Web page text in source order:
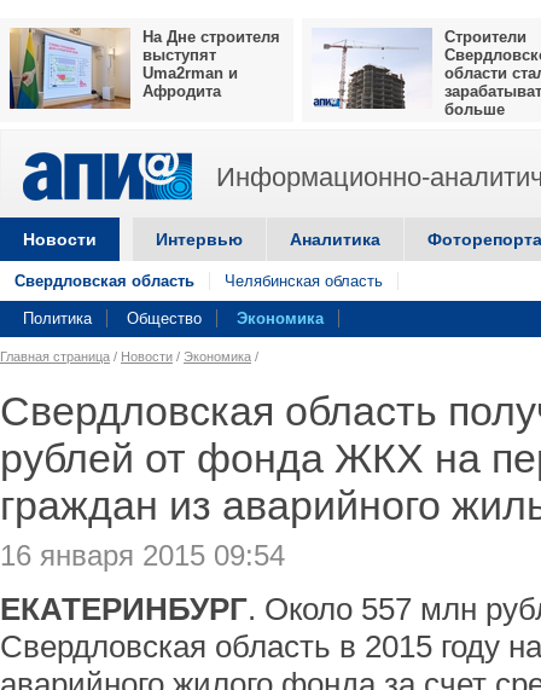
На Дне строителя
выступят
Uma2rman и
Афродита
Строители
области
больше
Информационно-
Новости Интервью Аналитика
Свердловская область Челябинская область
Политика Общество Экономика
Главная страница / Новости / Экономика /
Свердловская область
рублей от фонда ЖКХ на
граждан из аварийного
16 января 2015 09:54
ЕКАТЕРИНБУРГ. Около 557 млн
Свердловская область в 2015 году